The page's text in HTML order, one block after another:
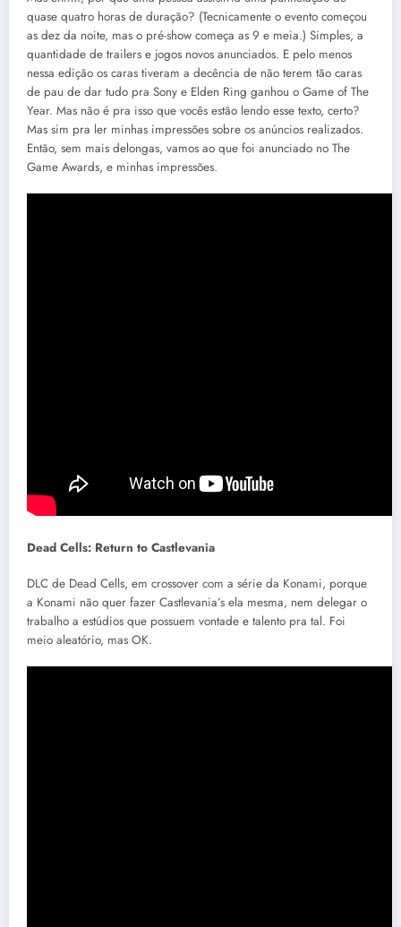
quase quatro horas de duração? (Tecnicamente o evento começou
as dez da noite, mas o pré-show começa as 9 e meia.) Simples, a
quantidade de trailers e jogos novos anunciados. E pelo menos
nessa edição os caras tiveram a decência de não terem tão caras
de pau de dar tudo pra Sony e Elden Ring ganhou o Game of The
Year. Mas não é pra isso que vocês estão lendo esse texto, certo?
Mas sim pra ler minhas impressões sobre os anúncios realizados.
Então, sem mais delongas, vamos ao que foi anunciado no The
Game Awards, e minhas impressões.
Dead Cells: Return to Castlevania
DLC de Dead Cells, em crossover com a série da Konami, porque
a Konami não quer fazer Castlevania’s ela mesma, nem delegar o
trabalho a estúdios que possuem vontade e talento pra tal. Foi
meio aleatório, mas OK.